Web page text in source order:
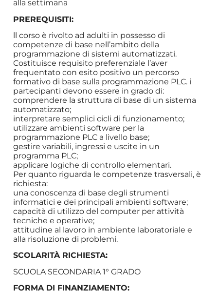
alla settimana
PREREQUISITI:
ll corso è rivolto ad adulti in possesso di
competenze di base nell’ambito della
programmazione di sistemi automatizzati.
Costituisce requisito preferenziale l’aver
frequentato con esito positivo un percorso
formativo di base sulla programmazione PLC. i
partecipanti devono essere in grado di:
comprendere la struttura di base di un sistema
automatizzato;
interpretare semplici cicli di funzionamento;
utilizzare ambienti software per la
programmazione PLC a livello base;
gestire variabili, ingressi e uscite in un
programma PLC;
applicare logiche di controllo elementari.
Per quanto riguarda le competenze trasversali, è
richiesta:
una conoscenza di base degli strumenti
informatici e dei principali ambienti software;
capacità di utilizzo del computer per attività
tecniche e operative;
attitudine al lavoro in ambiente laboratoriale e
alla risoluzione di problemi.
SCOLARITÀ RICHIESTA:
SCUOLA SECONDARIA 1° GRADO
FORMA DI FINANZIAMENTO: